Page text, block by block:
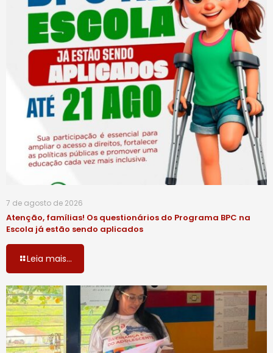
7 de agosto de 2026
Atenção, famílias! Os questionários do Programa BPC na
Escola já estão sendo aplicados
Leia mais...